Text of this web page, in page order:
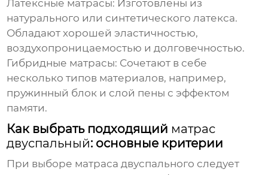
Латексные матрасы: Изготовлены из
натурального или синтетического латекса.
Обладают хорошей эластичностью,
воздухопроницаемостью и долговечностью.
Гибридные матрасы: Сочетают в себе
несколько типов материалов, например,
пружинный блок и слой пены с эффектом
памяти.
Как выбрать подходящий матрас
двуспальный: основные критерии
При выборе матраса двуспального следует